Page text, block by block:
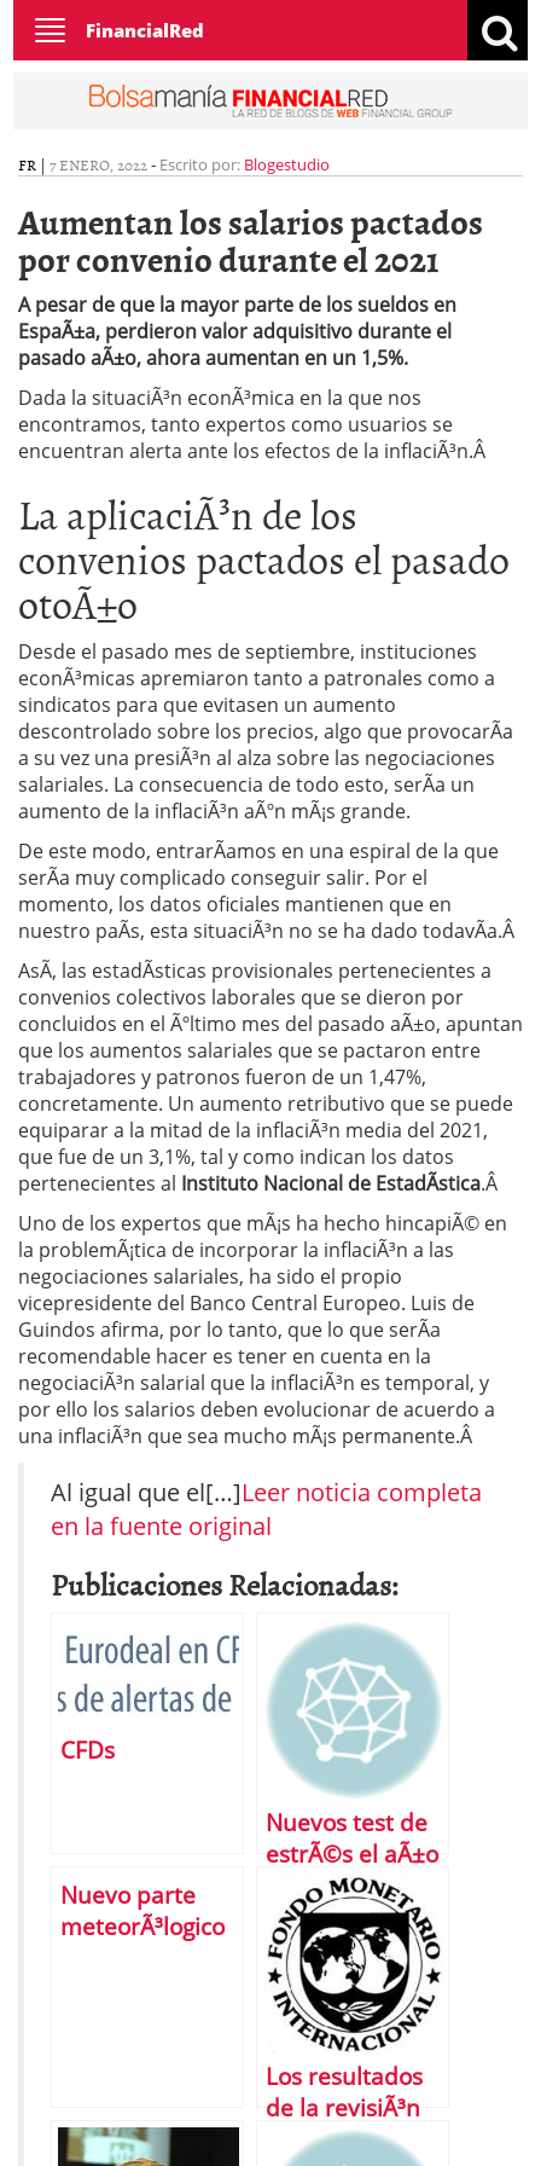
Toggle
navigation
FinancialRed
FR | 7 ENERO, 2022- Escrito por: Blogestudio
Aumentan los salarios pactados
por convenio durante el 2021
A pesar de que la mayor parte de los sueldos en
EspaÃ±a, perdieron valor adquisitivo durante el
pasado aÃ±o, ahora aumentan en un 1,5%.
Dada la situaciÃ³n econÃ³mica en la que nos
encontramos, tanto expertos como usuarios se
encuentran alerta ante los efectos de la inflaciÃ³n.Â
La aplicaciÃ³n de los
convenios pactados el pasado
otoÃ±o
Desde el pasado mes de septiembre, instituciones
econÃ³micas apremiaron tanto a patronales como a
sindicatos para que evitasen un aumento
descontrolado sobre los precios, algo que provocarÃ­a
a su vez una presiÃ³n al alza sobre las negociaciones
salariales. La consecuencia de todo esto, serÃ­a un
aumento de la inflaciÃ³n aÃºn mÃ¡s grande.
De este modo, entrarÃ­amos en una espiral de la que
serÃ­a muy complicado conseguir salir. Por el
momento, los datos oficiales mantienen que en
nuestro paÃ­s, esta situaciÃ³n no se ha dado todavÃ­a.Â
AsÃ­, las estadÃ­sticas provisionales pertenecientes a
convenios colectivos laborales que se dieron por
concluidos en el Ãºltimo mes del pasado aÃ±o, apuntan
que los aumentos salariales que se pactaron entre
trabajadores y patronos fueron de un 1,47%,
concretamente. Un aumento retributivo que se puede
equiparar a la mitad de la inflaciÃ³n media del 2021,
que fue de un 3,1%, tal y como indican los datos
pertenecientes al Instituto Nacional de EstadÃ­stica.Â
Uno de los expertos que mÃ¡s ha hecho hincapiÃ© en
la problemÃ¡tica de incorporar la inflaciÃ³n a las
negociaciones salariales, ha sido el propio
vicepresidente del Banco Central Europeo. Luis de
Guindos afirma, por lo tanto, que lo que serÃ­a
recomendable hacer es tener en cuenta en la
negociaciÃ³n salarial que la inflaciÃ³n es temporal, y
por ello los salarios deben evolucionar de acuerdo a
una inflaciÃ³n que sea mucho mÃ¡s permanente.Â
Al igual que el[…]Leer noticia completa
en la fuente original
Publicaciones Relacionadas:
CFDs
Nuevos test de
estrÃ©s el aÃ±o
que viene
Nuevo parte
meteorÃ³logico
Los resultados
de la revisiÃ³n
anual del FMI a